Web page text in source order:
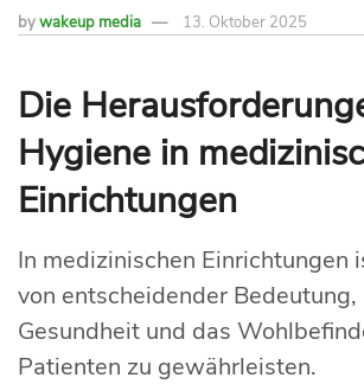
bywakeup media 13. Oktober 2025
Die
Hygiene in
Einrichtungen
In medizinischen Einrichtungen
von entscheidender Bedeutung,
Gesundheit und das
Patienten zu gewährleisten.